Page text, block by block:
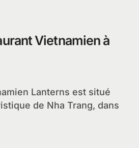
Vietnamien à
de Nha Trang, dans